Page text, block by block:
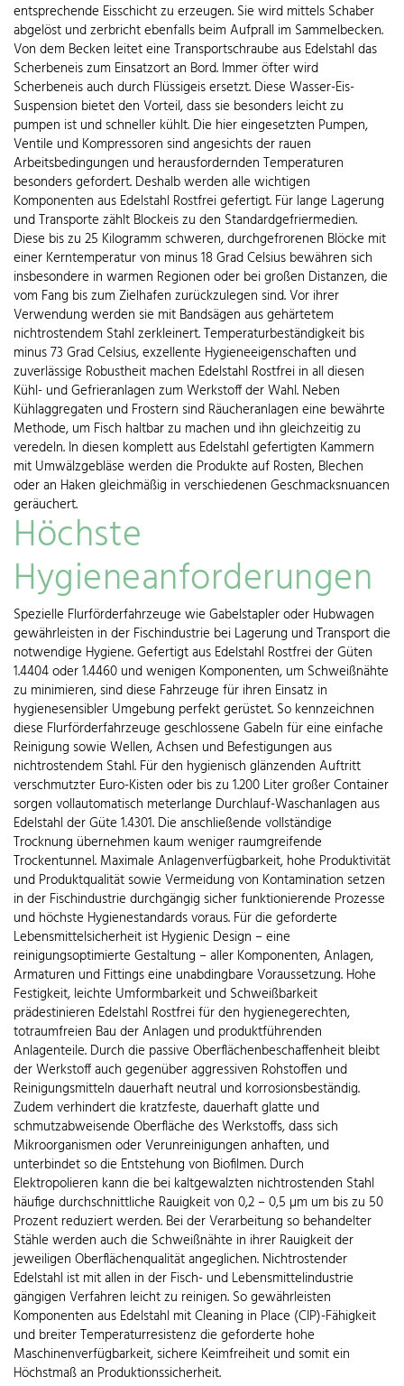
entsprechende Eisschicht zu erzeugen. Sie wird mittels Schaber
abgelöst und zerbricht ebenfalls beim Aufprall im Sammelbecken.
Von dem Becken leitet eine Transportschraube aus Edelstahl das
Scherbeneis zum Einsatzort an Bord. Immer öfter wird
Scherbeneis auch durch Flüssigeis ersetzt. Diese Wasser-Eis-
Suspension bietet den Vorteil, dass sie besonders leicht zu
pumpen ist und schneller kühlt. Die hier eingesetzten Pumpen,
Ventile und Kompressoren sind angesichts der rauen
Arbeitsbedingungen und herausfordernden Temperaturen
besonders gefordert. Deshalb werden alle wichtigen
Komponenten aus Edelstahl Rostfrei gefertigt. Für lange Lagerung
und Transporte zählt Blockeis zu den Standardgefriermedien.
Diese bis zu 25 Kilogramm schweren, durchgefrorenen Blöcke mit
einer Kerntemperatur von minus 18 Grad Celsius bewähren sich
insbesondere in warmen Regionen oder bei großen Distanzen, die
vom Fang bis zum Zielhafen zurückzulegen sind. Vor ihrer
Verwendung werden sie mit Bandsägen aus gehärtetem
nichtrostendem Stahl zerkleinert. Temperaturbeständigkeit bis
minus 73 Grad Celsius, exzellente Hygieneeigenschaften und
zuverlässige Robustheit machen Edelstahl Rostfrei in all diesen
Kühl- und Gefrieranlagen zum Werkstoff der Wahl. Neben
Kühlaggregaten und Frostern sind Räucheranlagen eine bewährte
Methode, um Fisch haltbar zu machen und ihn gleichzeitig zu
veredeln. In diesen komplett aus Edelstahl gefertigten Kammern
mit Umwälzgebläse werden die Produkte auf Rosten, Blechen
oder an Haken gleichmäßig in verschiedenen Geschmacksnuancen
geräuchert.
Höchste
Hygieneanforderungen
Spezielle Flurförderfahrzeuge wie Gabelstapler oder Hubwagen
gewährleisten in der Fischindustrie bei Lagerung und Transport die
notwendige Hygiene. Gefertigt aus Edelstahl Rostfrei der Güten
1.4404 oder 1.4460 und wenigen Komponenten, um Schweißnähte
zu minimieren, sind diese Fahrzeuge für ihren Einsatz in
hygienesensibler Umgebung perfekt gerüstet. So kennzeichnen
diese Flurförderfahrzeuge geschlossene Gabeln für eine einfache
Reinigung sowie Wellen, Achsen und Befestigungen aus
nichtrostendem Stahl. Für den hygienisch glänzenden Auftritt
verschmutzter Euro-Kisten oder bis zu 1.200 Liter großer Container
sorgen vollautomatisch meterlange Durchlauf-Waschanlagen aus
Edelstahl der Güte 1.4301. Die anschließende vollständige
Trocknung übernehmen kaum weniger raumgreifende
Trockentunnel. Maximale Anlagenverfügbarkeit, hohe Produktivität
und Produktqualität sowie Vermeidung von Kontamination setzen
in der Fischindustrie durchgängig sicher funktionierende Prozesse
und höchste Hygienestandards voraus. Für die geforderte
Lebensmittelsicherheit ist Hygienic Design – eine
reinigungsoptimierte Gestaltung – aller Komponenten, Anlagen,
Armaturen und Fittings eine unabdingbare Voraussetzung. Hohe
Festigkeit, leichte Umformbarkeit und Schweißbarkeit
prädestinieren Edelstahl Rostfrei für den hygienegerechten,
totraumfreien Bau der Anlagen und produktführenden
Anlagenteile. Durch die passive Oberflächenbeschaffenheit bleibt
der Werkstoff auch gegenüber aggressiven Rohstoffen und
Reinigungsmitteln dauerhaft neutral und korrosionsbeständig.
Zudem verhindert die kratzfeste, dauerhaft glatte und
schmutzabweisende Oberfläche des Werkstoffs, dass sich
Mikroorganismen oder Verunreinigungen anhaften, und
unterbindet so die Entstehung von Biofilmen. Durch
Elektropolieren kann die bei kaltgewalzten nichtrostenden Stahl
häufige durchschnittliche Rauigkeit von 0,2 – 0,5 µm um bis zu 50
Prozent reduziert werden. Bei der Verarbeitung so behandelter
Stähle werden auch die Schweißnähte in ihrer Rauigkeit der
jeweiligen Oberflächenqualität angeglichen. Nichtrostender
Edelstahl ist mit allen in der Fisch- und Lebensmittelindustrie
gängigen Verfahren leicht zu reinigen. So gewährleisten
Komponenten aus Edelstahl mit Cleaning in Place (CIP)-Fähigkeit
und breiter Temperaturresistenz die geforderte hohe
Maschinenverfügbarkeit, sichere Keimfreiheit und somit ein
Höchstmaß an Produktionssicherheit.